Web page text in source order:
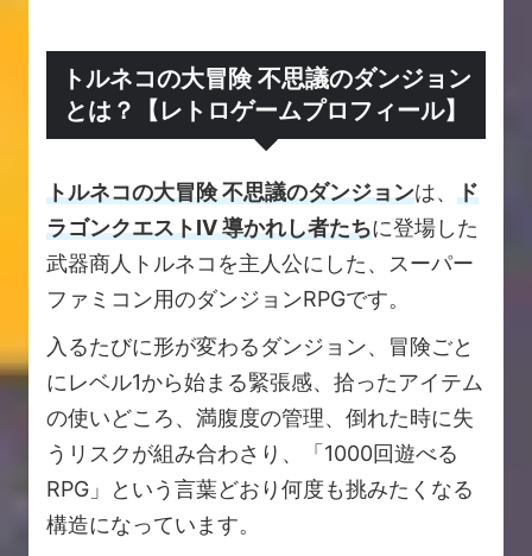
トルネコの大冒険 不思議のダンジョン
とは？【レトロゲームプロフィール】
トルネコの大冒険 不思議のダンジョンは、 ド
ラゴンクエストIV 導かれし者たちに登場した
武器商人トルネコを主人公にした、スーパー
ファミコン用のダンジョンRPGです。
入るたびに形が変わるダンジョン、冒険ごと
にレベル1から始まる緊張感、拾ったアイテム
の使いどころ、満腹度の管理、倒れた時に失
うリスクが組み合わさり、「1000回遊べる
RPG」という言葉どおり何度も挑みたくなる
構造になっています。